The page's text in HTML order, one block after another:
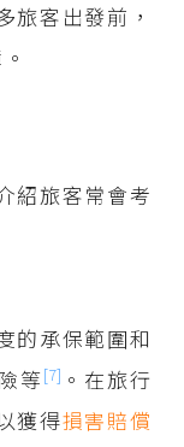
旅客出發前，
紹旅客常會考
的承保範圍和
等[7] 。在旅行
獲得損害賠償